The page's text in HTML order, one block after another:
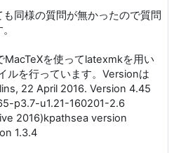
同様の質問が無かったので質問
MacTeXを使ってlatexmkを用い
ルを行っています。Versionは
22 April 2016. Version 4.45
p3.7-u1.21-160201-2.6
2016)kpathsea version
1.3.4